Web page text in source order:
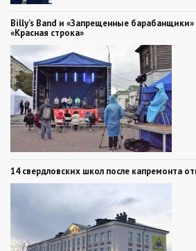
Billy’s Band и «Запрещенные
«Красная строка»
14 свердловских школ после капремонта